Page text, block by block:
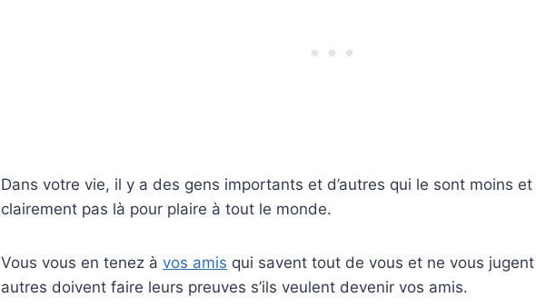
Dans votre vie, il y a des gens importants et d’autres qui le sont moins et
clairement pas là pour plaire à tout le monde.
Vous vous en tenez à vos amis qui savent tout de vous et ne vous
autres doivent faire leurs preuves s’ils veulent devenir vos amis.